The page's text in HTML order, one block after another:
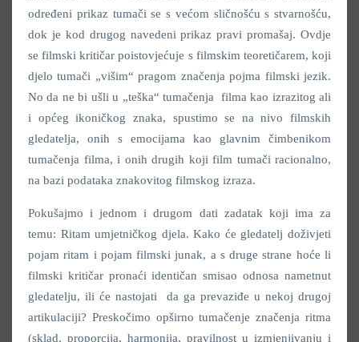
određeni prikaz tumači se s većom sličnošću s stvarnošću,
dok je kod drugog navedeni prikaz pravi promašaj. Ovdje
se filmski kritičar poistovjećuje s filmskim teoretičarem, koji
djelo tumači „višim“ pragom značenja pojma filmski jezik.
No da ne bi ušli u „teška“ tumačenja filma kao izrazitog ali
i općeg ikoničkog znaka, spustimo se na nivo filmskih
gledatelja, onih s emocijama kao glavnim čimbenikom
tumačenja filma, i onih drugih koji film tumači racionalno,
na bazi podataka znakovitog filmskog izraza.
Pokušajmo i jednom i drugom dati zadatak koji ima za
temu: Ritam umjetničkog djela. Kako će gledatelj doživjeti
pojam ritam i pojam filmski junak, a s druge strane hoće li
filmski kritičar pronaći identičan smisao odnosa nametnut
gledatelju, ili će nastojati da ga prevaziđe u nekoj drugoj
artikulaciji? Preskočimo opširno tumačenje značenja ritma
(sklad, proporcija, harmonija, pravilnost u izmjenjivanju i